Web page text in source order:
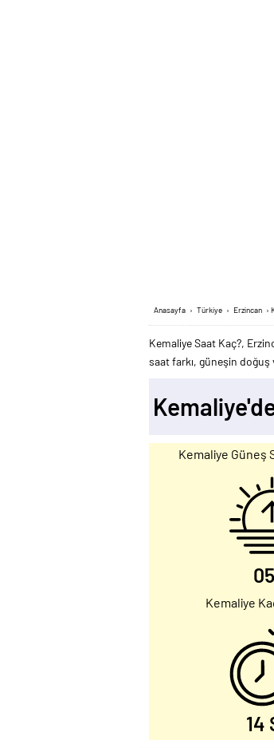
Anasayfa › Türkiye › Erzincan ›
Kemaliye Saat Kaç?,
saat farkı, güneşin
Kemaliye Güneş
Kemaliye
14